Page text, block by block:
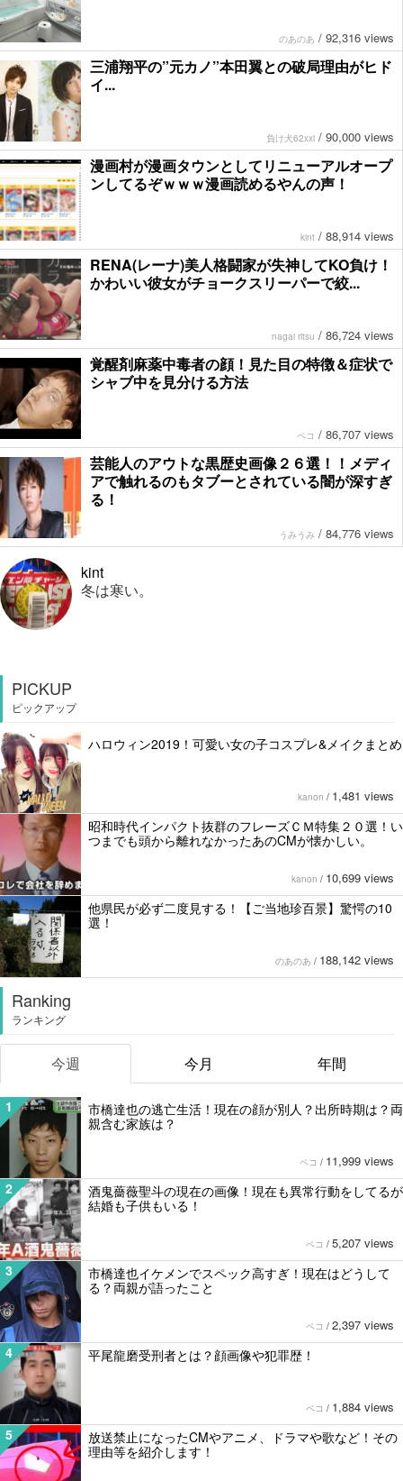
のあのあ / 92,316 views
三浦翔平の”元カノ”本田翼との破局理由がヒド
イ...
負け犬62xxi / 90,000 views
漫画村が漫画タウンとしてリニューアルオープ
ンしてるぞｗｗｗ漫画読めるやんの声！
kint / 88,914 views
RENA(レーナ)美人格闘家が失神してKO負け！
かわいい彼女がチョークスリーパーで絞...
nagai ritsu / 86,724 views
覚醒剤麻薬中毒者の顔！見た目の特徴＆症状で
シャブ中を見分ける方法
ペコ / 86,707 views
芸能人のアウトな黒歴史画像２６選！！メディ
アで触れるのもタブーとされている闇が深すぎ
る！
うみうみ / 84,776 views
kint
冬は寒い。
PICKUP
ピックアップ
ハロウィン2019！可愛い女の子コスプレ&メイクまとめ
kanon / 1,481 views
昭和時代インパクト抜群のフレーズＣＭ特集２０選！い
つまでも頭から離れなかったあのCMが懐かしい。
kanon / 10,699 views
他県民が必ず二度見する！【ご当地珍百景】驚愕の10
選！
のあのあ / 188,142 views
Ranking
ランキング
今週 今月 年間
1
市橋達也の逃亡生活！現在の顔が別人？出所時期は？両
親含む家族は？
ペコ / 11,999 views
2
酒鬼薔薇聖斗の現在の画像！現在も異常行動をしてるが
結婚も子供もいる！
ペコ / 5,207 views
3
市橋達也イケメンでスペック高すぎ！現在はどうして
る？両親が語ったこと
ペコ / 2,397 views
4 平尾龍磨受刑者とは？顔画像や犯罪歴！
ペコ / 1,884 views
5
放送禁止になったCMやアニメ、ドラマや歌など！その
理由等を紹介します！